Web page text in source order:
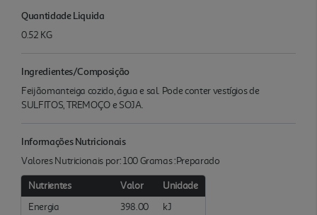
Quantidade Liquida
0.52 KG
Ingredientes/Composição
Feijãomanteiga cozido, água e sal. Pode conter vestígios de
SULFITOS, TREMOÇO e SOJA.
Informações Nutricionais
Valores Nutricionais por: 100 Gramas :Preparado
Nutrientes Valor
Unidade
Energia
398.00
kJ